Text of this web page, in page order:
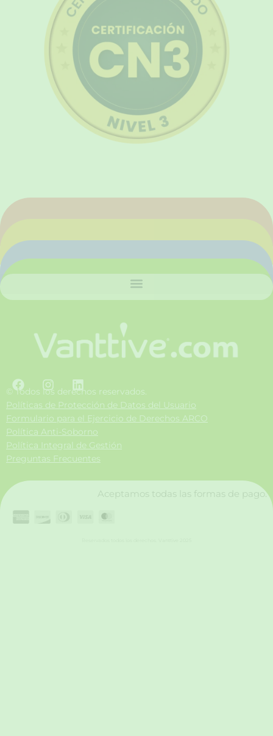
F
a
c
e
b
o
o
k
I
n
s
t
a
g
r
a
L
i
n
k
e
d
i
n
© Todos los derechos reservados.
Políticas de Protección de Datos del Usuario
Formulario para el Ejercicio de Derechos ARCO
Política Anti-Soborno
Política Integral de Gestión
Preguntas Frecuentes
Aceptamos todas las formas de pago.